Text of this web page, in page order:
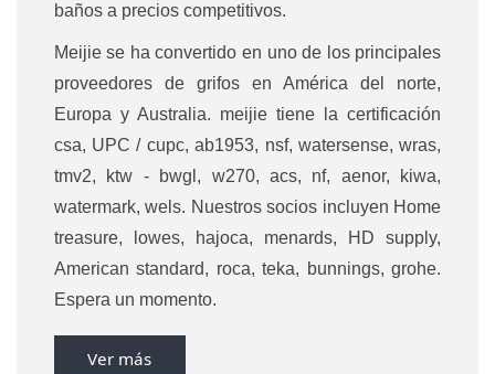
baños a precios competitivos.
Meijie se ha convertido en uno de los principales
proveedores de grifos en América del norte,
Europa y Australia. meijie tiene la certificación
csa, UPC / cupc, ab1953, nsf, watersense, wras,
tmv2, ktw - bwgl, w270, acs, nf, aenor, kiwa,
watermark, wels. Nuestros socios incluyen Home
treasure, lowes, hajoca, menards, HD supply,
American standard, roca, teka, bunnings, grohe.
Espera un momento.
Ver más